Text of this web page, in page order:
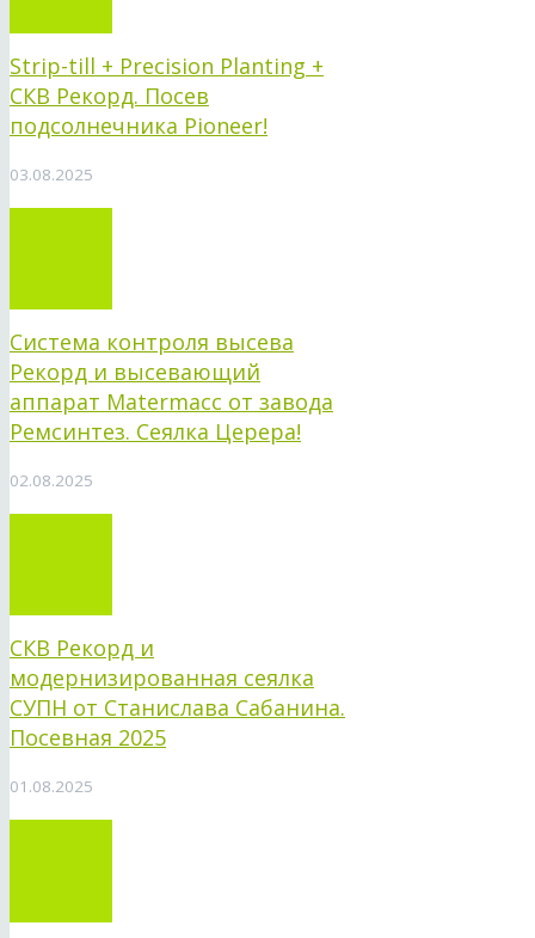
Strip-till + Precision Planting +
СКВ Рекорд. Посев
подсолнечника Pioneer!
03.08.2025
Система контроля высева
Рекорд и высевающий
аппарат Matermacc от завода
Ремсинтез. Сеялка Церера!
02.08.2025
СКВ Рекорд и
модернизированная сеялка
СУПН от Станислава Сабанина.
Посевная 2025
01.08.2025